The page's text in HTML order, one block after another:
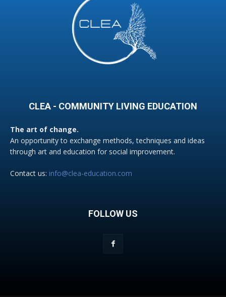
CLEA - COMMUNITY LIVING EDUCATION
The art of change.
An opportunity to exchange methods, techniques and ideas
through art and education for social improvement.
Contact us: info@clea-education.com
FOLLOW US